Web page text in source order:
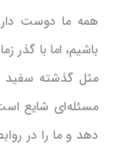
همه ما دوست
باشیم، اما با
مثل گذشته سفید
مسئله‌ای شایع
دهد و ما را در